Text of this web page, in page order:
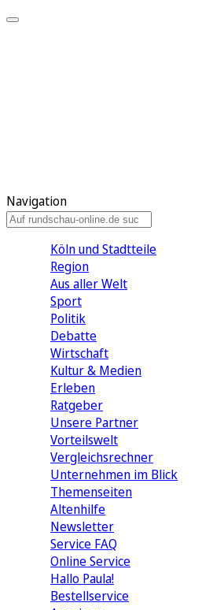
Navigation
Köln und Stadtteile
Region
Aus aller Welt
Sport
Politik
Debatte
Wirtschaft
Kultur & Medien
Erleben
Ratgeber
Unsere Partner
Vorteilswelt
Vergleichsrechner
Unternehmen im Blick
Themenseiten
Altenhilfe
Newsletter
Service FAQ
Online Service
Hallo Paula!
Bestellservice